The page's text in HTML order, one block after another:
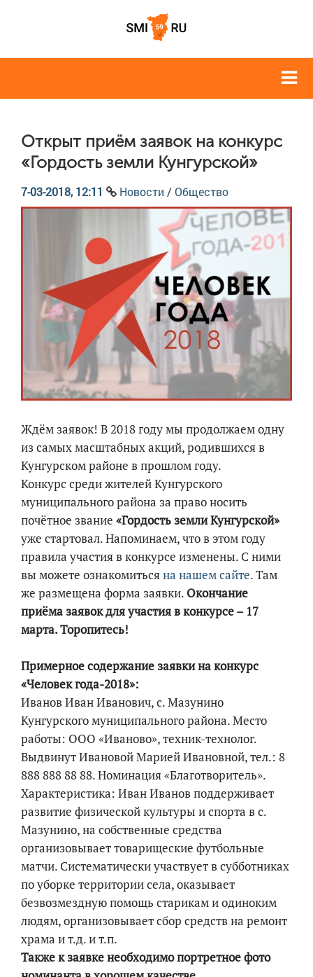
Открыт приём заявок на конкурс
«Гордость земли Кунгурской»
7-03-2018, 12:11 Новости / Общество
Ждём заявок! В 2018 году мы продолжаем одну
из самых масштабных акций, родившихся в
Кунгурском районе в прошлом году.
Конкурс среди жителей Кунгурского
муниципального района за право носить
почётное звание «Гордость земли Кунгурской»
уже стартовал. Напоминаем, что в этом году
правила участия в конкурсе изменены. С ними
вы можете ознакомитьсяна нашем сайте. Там
же размещена форма заявки. Окончание
приёма заявок для участия в конкурсе – 17
марта. Торопитесь!
Примерное содержание заявки на конкурс
«Человек года-2018»:
Иванов Иван Иванович, с. Мазунино
Кунгурского муниципального района. Место
работы: ООО «Иваново», техник-технолог.
Выдвинут Ивановой Марией Ивановной, тел.: 8
888 888 88 88. Номинация «Благотворитель».
Характеристика: Иван Иванов поддерживает
развитие физической культуры и спорта в с.
Мазунино, на собственные средства
организовывает товарищеские футбольные
матчи. Систематически участвует в субботниках
по уборке территории села, оказывает
безвозмездную помощь старикам и одиноким
людям, организовывает сбор средств на ремонт
храма и т.д. и т.п.
Также к заявке необходимо портретное фото